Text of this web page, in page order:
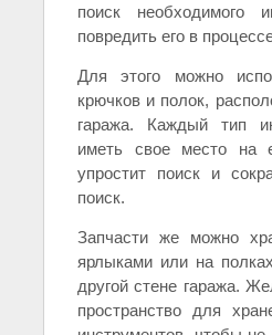
поиск необходимого
повредить его в
Для этого можно
крючков и полок,
гаража. Каждый тип
иметь свое место на
упростит поиск и
поиск.
Запчасти же можно
ярлыками или на
другой стене гаража.
пространство для